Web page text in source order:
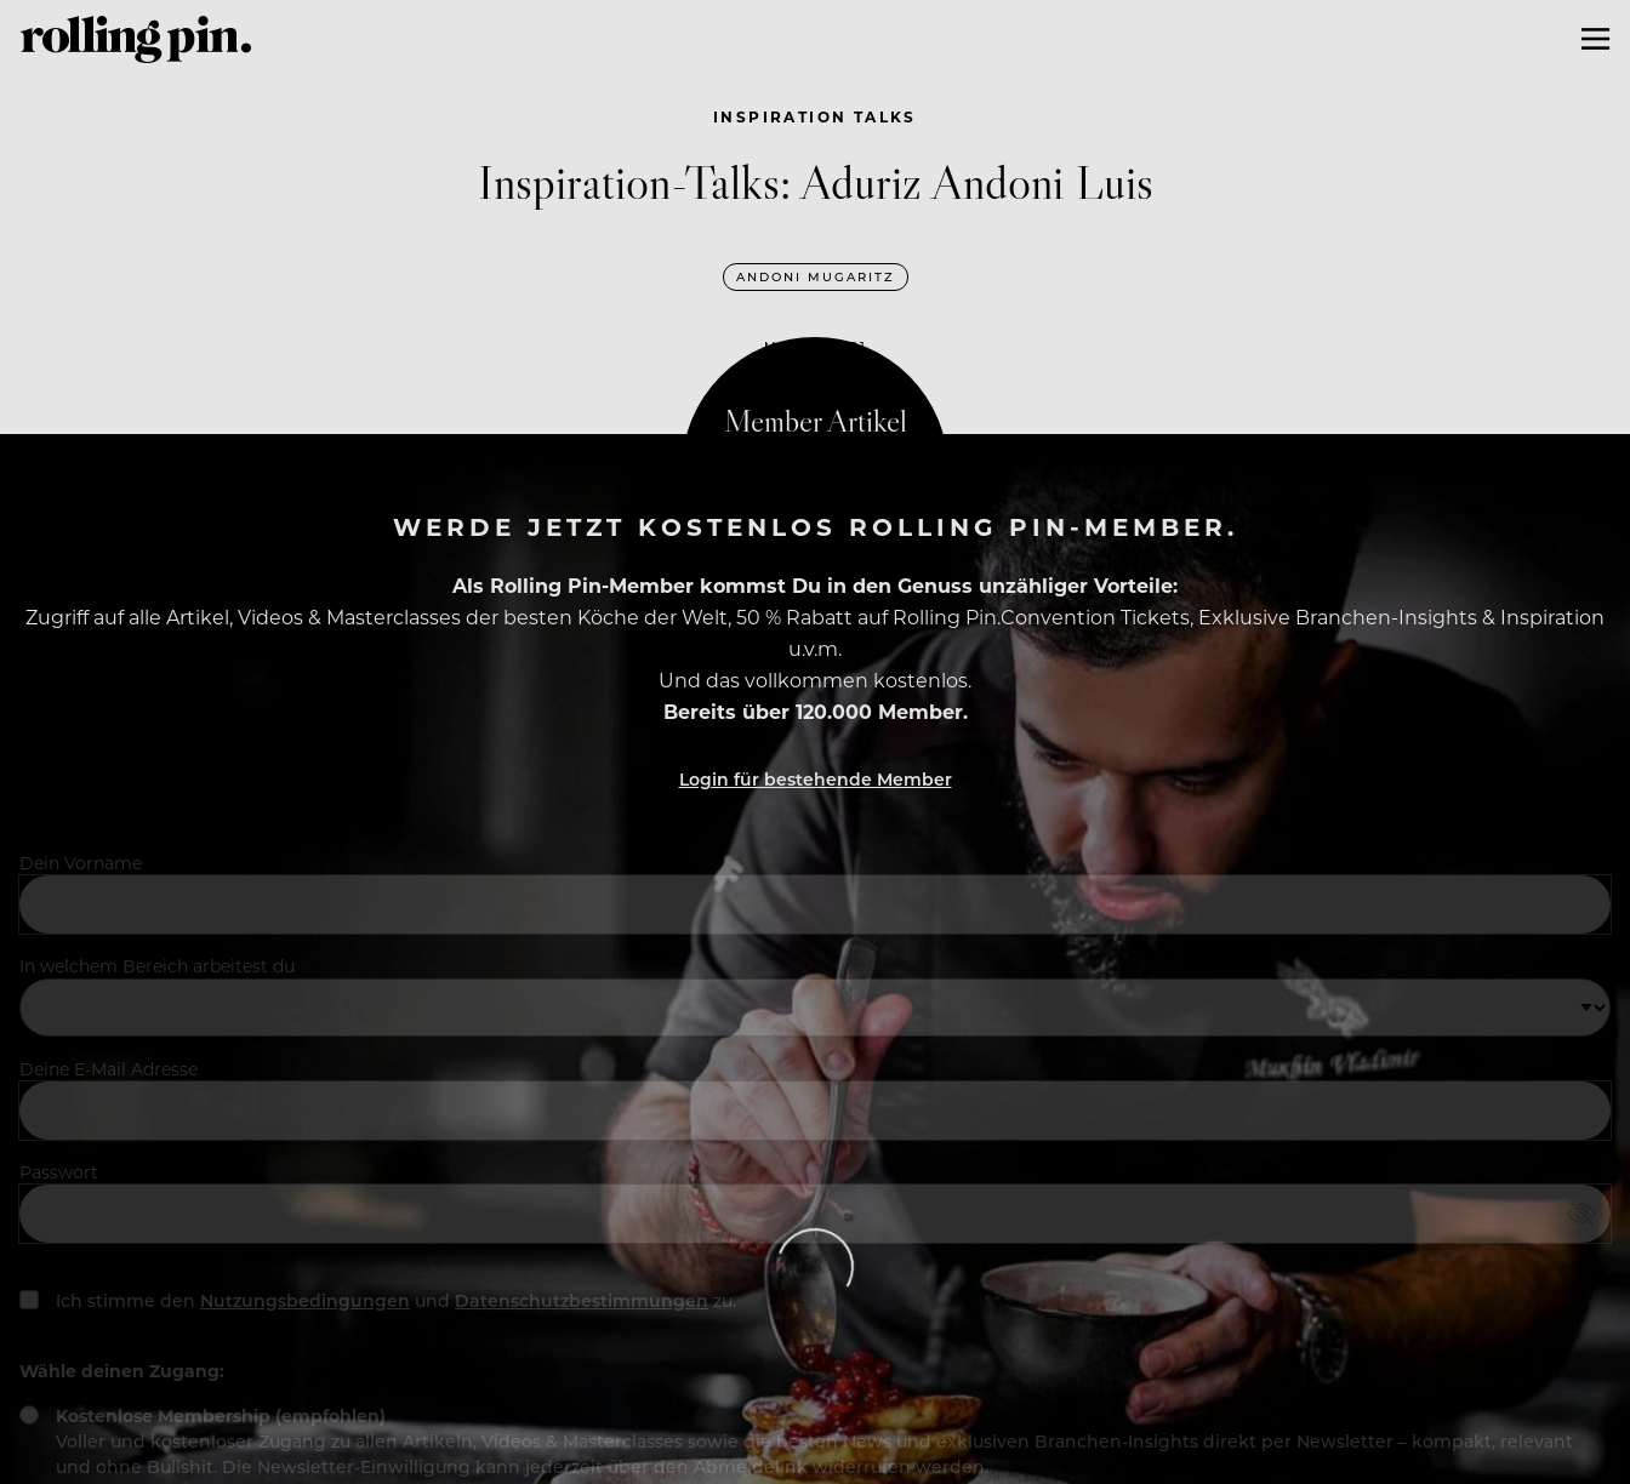
INSPIRATION TALKS
Inspiration-Talks: Aduriz Andoni Luis
ANDONI MUGARITZ
MAI 19, 2021
WERDE JETZT KOSTENLOS ROLLING PIN-MEMBER.
Als Rolling Pin-Member kommst Du in den Genuss unzähliger Vorteile:
Zugriff auf alle Artikel, Videos & Masterclasses der besten Köche der Welt, 50 % Rabatt auf Rolling Pin.Convention Tickets, Exklusive Branchen-Insights & Inspiration
u.v.m.
Und das vollkommen kostenlos.
Bereits über 120.000 Member.
Login für bestehende Member
Dein Vorname
In welchem Bereich arbeitest du
Deine E-Mail Adresse
Passwort
Ich stimme den Nutzungsbedingungen und Datenschutzbestimmungenzu.
Wähle deinen Zugang:
Kostenlose Membership (empfohlen)
Voller und kostenloser Zugang zu allen Artikeln, Videos & Masterclasses sowie die besten News und exklusiven Branchen-Insights direkt per Newsletter – kompakt, relevant
und ohne Bullshit. Die Newsletter-Einwilligung kann jederzeit über den Abmeldelink widerrufen werden.